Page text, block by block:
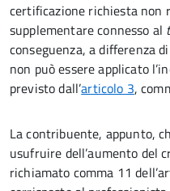
certificazione richiesta non
supplementare connesso al
conseguenza, a differenza
non può essere applicato
previsto dall’articolo 3,
La contribuente, appunto,
usufruire dell’aumento del
richiamato comma 11